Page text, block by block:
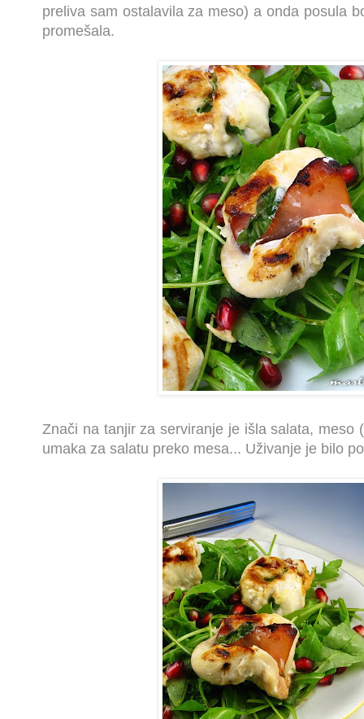
preliva sam ostalavila za meso) a onda posula
promešala.
Znači na tanjir za serviranje je išla salata, meso
umaka za salatu preko mesa... Uživanje je bilo